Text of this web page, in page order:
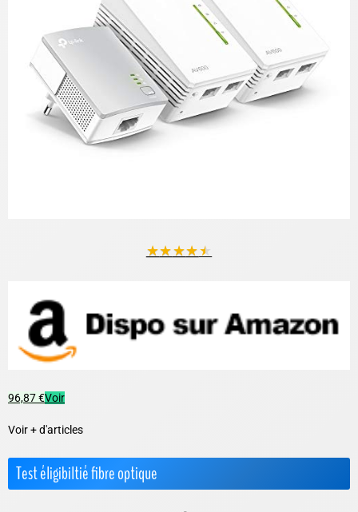
★★★★★
96,87 €Voir
Voir + d'articles
Test éligibiltié fibre optique